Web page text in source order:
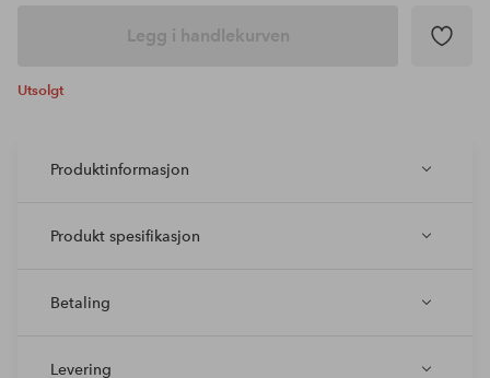
Legg i handlekurven
Utsolgt
Produktinformasjon
Produkt spesifikasjon
Betaling
Levering